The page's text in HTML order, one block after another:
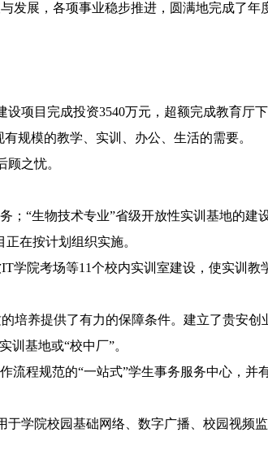
发展，各项事业稳步推进，圆满地完成了年
项目完成投资3540万元，超额完成教育厅
规模的教学、实训、办公、生活的需要。
之忧。
“生物技术专业”省级开放性实训基地的建
在按计划组织实施。
院考场等11个校内实训室建设，使实训教
培养提供了有力的保障条件。建立了贵安创
训基地或“校中厂”。
程规范的“一站式”学生事务服务中心，并
学院校园基础网络、数字广播、校园视频